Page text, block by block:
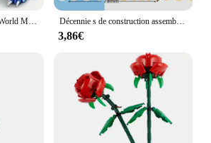
Décennie s de construction assemblés amusants, Gojo Satoru Xia Youjie, blocs de puzzle japonais, jeu d'attaque de seau, jouets de loisirs
3,86€